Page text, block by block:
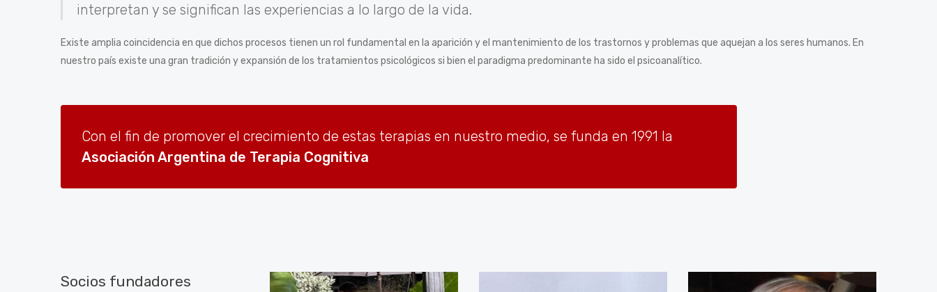
interpretan y se significan las experiencias a lo largo de la vida.
Existe amplia coincidencia en que dichos procesos tienen un rol fundamental en la aparición y el mantenimiento de los trastornos y problemas que aquejan a los seres humanos. En
nuestro país existe una gran tradición y expansión de los tratamientos psicológicos si bien el paradigma predominante ha sido el psicoanalítico.
Con el fin de promover el crecimiento de estas terapias en nuestro medio, se funda en 1991 la
Asociación Argentina de Terapia Cognitiva
Socios fundadores